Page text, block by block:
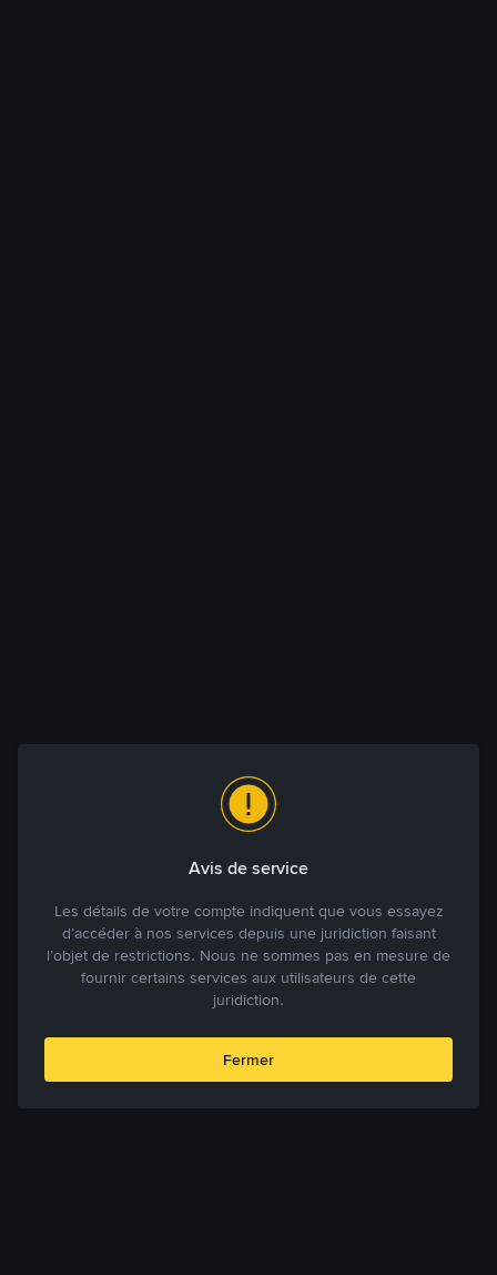
Avis de service
Les détails de votre compte indiquent que vous essayez
d’accéder à nos services depuis une juridiction faisant
l’objet de restrictions. Nous ne sommes pas en mesure de
fournir certains services aux utilisateurs de cette
juridiction.
Fermer